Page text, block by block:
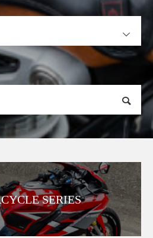
SERIES